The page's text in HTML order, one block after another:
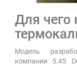
Для чего
Модель
компании 5.45